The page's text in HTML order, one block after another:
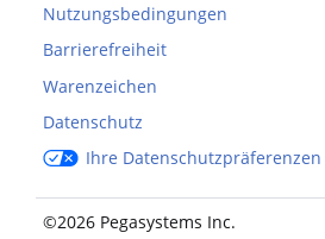
Nutzungsbedingungen
Barrierefreiheit
Warenzeichen
Datenschutz
Ihre Datenschutzpräferenzen
©2026 Pegasystems Inc.